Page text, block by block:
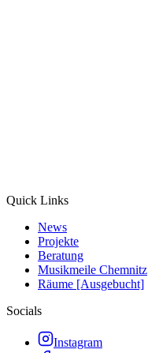
Quick Links
News
Projekte
Beratung
Musikmeile Chemnitz
Räume [Ausgebucht]
Socials
Instagram